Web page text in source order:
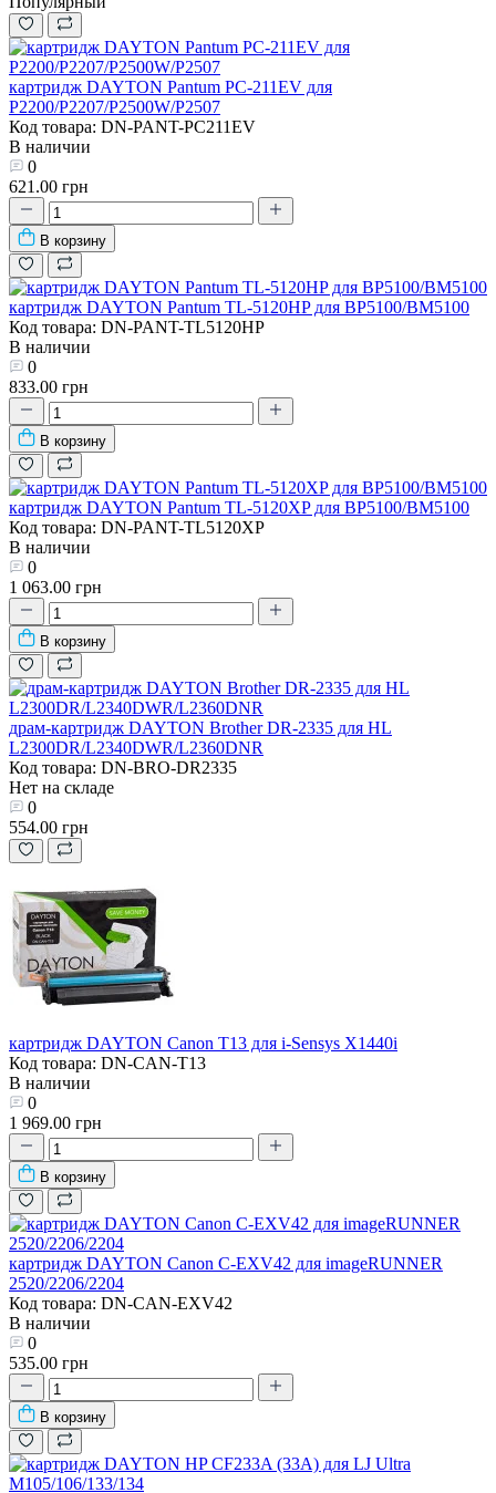
картридж DAYTON Pantum PC-211EV для
P2200/P2207/P2500W/P2507
Код товара: DN-PANT-PC211EV
В наличии
0
621.00 грн
В корзину
картридж DAYTON Pantum TL-5120HP для BP5100/BM5100
Код товара: DN-PANT-TL5120HP
В наличии
0
833.00 грн
В корзину
картридж DAYTON Pantum TL-5120XP для BP5100/BM5100
Код товара: DN-PANT-TL5120XP
В наличии
0
1 063.00 грн
В корзину
драм-картридж DAYTON Brother DR-2335 для HL
L2300DR/L2340DWR/L2360DNR
Код товара: DN-BRO-DR2335
Нет на складе
0
554.00 грн
картридж DAYTON Canon T13 для i-Sensys X1440i
Код товара: DN-CAN-T13
В наличии
0
1 969.00 грн
В корзину
картридж DAYTON Canon C-EXV42 для imageRUNNER
2520/2206/2204
Код товара: DN-CAN-EXV42
В наличии
0
535.00 грн
В корзину